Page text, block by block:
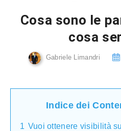
Cosa sono le
cosa
Gabriele Limandri
Indice dei
1 Vuoi ottenere visibilità